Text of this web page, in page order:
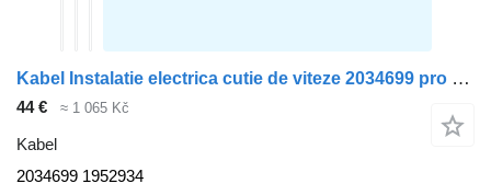
Kabel Instalatie electrica cutie de viteze 2034699 pro tahače DAF XF
44 € ≈ 1 065 Kč
Kabel
2034699 1952934